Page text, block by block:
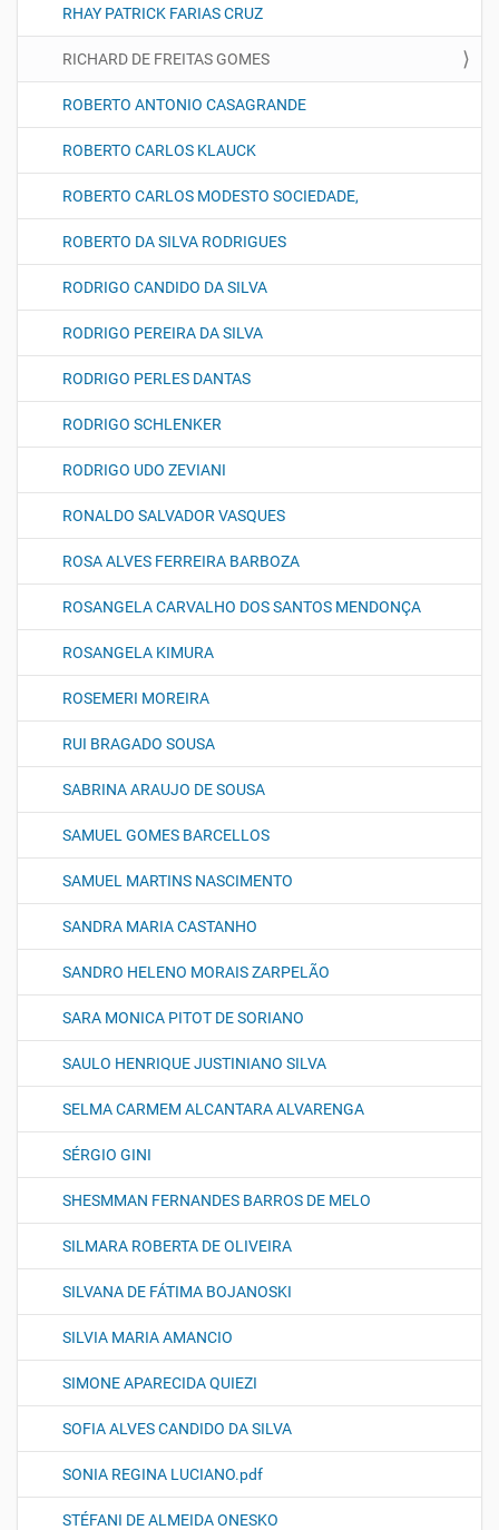
RHAY PATRICK FARIAS CRUZ
RICHARD DE FREITAS GOMES
ROBERTO ANTONIO CASAGRANDE
ROBERTO CARLOS KLAUCK
ROBERTO CARLOS MODESTO SOCIEDADE,
ROBERTO DA SILVA RODRIGUES
RODRIGO CANDIDO DA SILVA
RODRIGO PEREIRA DA SILVA
RODRIGO PERLES DANTAS
RODRIGO SCHLENKER
RODRIGO UDO ZEVIANI
RONALDO SALVADOR VASQUES
ROSA ALVES FERREIRA BARBOZA
ROSANGELA CARVALHO DOS SANTOS MENDONÇA
ROSANGELA KIMURA
ROSEMERI MOREIRA
RUI BRAGADO SOUSA
SABRINA ARAUJO DE SOUSA
SAMUEL GOMES BARCELLOS
SAMUEL MARTINS NASCIMENTO
SANDRA MARIA CASTANHO
SANDRO HELENO MORAIS ZARPELÃO
SARA MONICA PITOT DE SORIANO
SAULO HENRIQUE JUSTINIANO SILVA
SELMA CARMEM ALCANTARA ALVARENGA
SÉRGIO GINI
SHESMMAN FERNANDES BARROS DE MELO
SILMARA ROBERTA DE OLIVEIRA
SILVANA DE FÁTIMA BOJANOSKI
SILVIA MARIA AMANCIO
SIMONE APARECIDA QUIEZI
SOFIA ALVES CANDIDO DA SILVA
SONIA REGINA LUCIANO.pdf
STÉFANI DE ALMEIDA ONESKO